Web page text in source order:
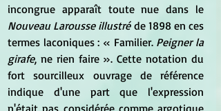
Nouveau Larousse illustré de 1898 en ces
termes laconiques : « Familier. Peigner la
girafe, ne rien faire ». Cette notation du
fort sourcilleux ouvrage de référence
indique d'une part que l'expression
n'était pas considérée comme argotique